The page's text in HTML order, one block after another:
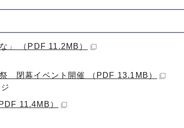
」 （PDF 11.2MB）
閉幕イベント開催 （PDF 13.1MB）
11.4MB）